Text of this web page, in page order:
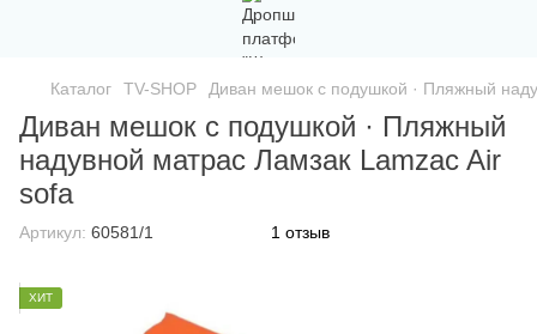
Каталог TV-SHOP Диван мешок с подушкой · Пляжный
Диван мешок с подушкой · Пляжный
надувной матрас Ламзак Lamzac Air
sofa
Артикул: 60581/1 1 отзыв
ХИТ